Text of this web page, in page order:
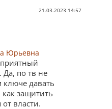
21.03.2023 14:57
Юрьевна
по тв не
ключе давать
защитить
от власти.